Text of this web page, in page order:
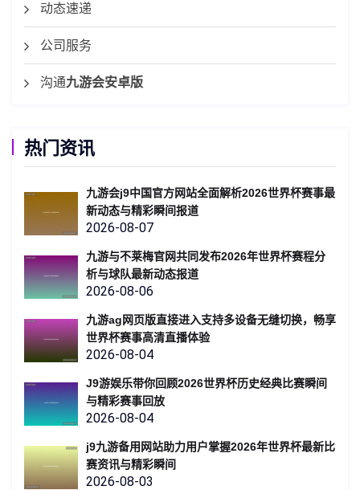
动态速递
公司服务
沟通九游会安卓版
热门资讯
九游会j9中国官方网站全面解析2026世界杯赛事最
新动态与精彩瞬间报道
2026-08-07
九游与不莱梅官网共同发布2026年世界杯赛程分
析与球队最新动态报道
2026-08-06
九游ag网页版直接进入支持多设备无缝切换，畅享
世界杯赛事高清直播体验
2026-08-04
J9游娱乐带你回顾2026世界杯历史经典比赛瞬间
与精彩赛事回放
2026-08-04
j9九游备用网站助力用户掌握2026年世界杯最新比
赛资讯与精彩瞬间
2026-08-03